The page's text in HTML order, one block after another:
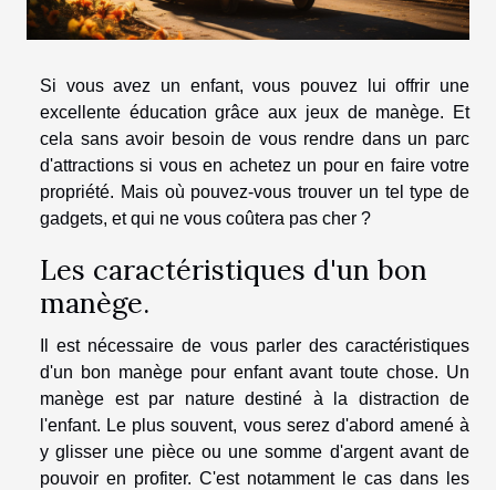
Si vous avez un enfant, vous pouvez lui offrir une
excellente éducation grâce aux jeux de manège. Et
cela sans avoir besoin de vous rendre dans un parc
d'attractions si vous en achetez un pour en faire votre
propriété. Mais où pouvez-vous trouver un tel type de
gadgets, et qui ne vous coûtera pas cher ?
Les caractéristiques d'un bon
manège.
Il est nécessaire de vous parler des caractéristiques
d'un bon manège pour enfant avant toute chose. Un
manège est par nature destiné à la distraction de
l'enfant. Le plus souvent, vous serez d'abord amené à
y glisser une pièce ou une somme d'argent avant de
pouvoir en profiter. C'est notamment le cas dans les